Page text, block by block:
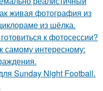
живая фотография из
из шёлка.
к фотосессии?
самому интересному:
Sunday Night Football.